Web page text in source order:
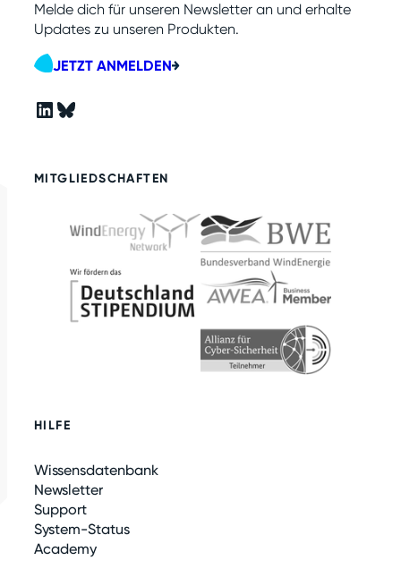
Melde dich für unseren Newsletter an und erhalte
Updates zu unseren Produkten.
JETZT ANMELDEN
LinkedIn Bluesky
MITGLIEDSCHAFTEN
HILFE
Wissensdatenbank
Newsletter
Support
System-Status
Academy